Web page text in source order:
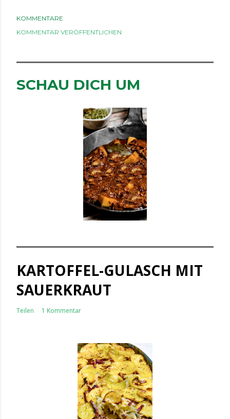
KOMMENTARE
KOMMENTAR VERÖFFENTLICHEN
SCHAU DICH UM
KARTOFFEL-GULASCH MIT
SAUERKRAUT
Teilen 1 Kommentar